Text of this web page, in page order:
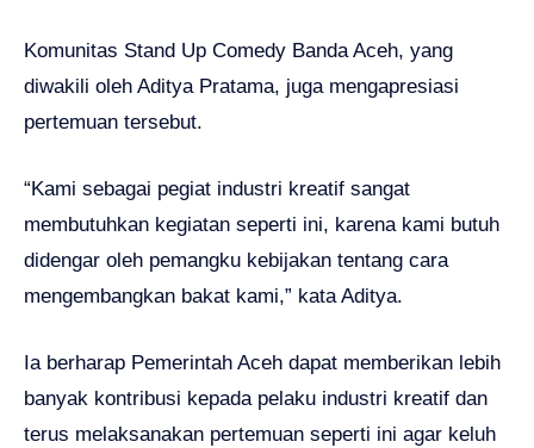
Komunitas Stand Up Comedy Banda Aceh, yang
diwakili oleh Aditya Pratama, juga mengapresiasi
pertemuan tersebut.
“Kami sebagai pegiat industri kreatif sangat
membutuhkan kegiatan seperti ini, karena kami butuh
didengar oleh pemangku kebijakan tentang cara
mengembangkan bakat kami,” kata Aditya.
Ia berharap Pemerintah Aceh dapat memberikan lebih
banyak kontribusi kepada pelaku industri kreatif dan
terus melaksanakan pertemuan seperti ini agar keluh